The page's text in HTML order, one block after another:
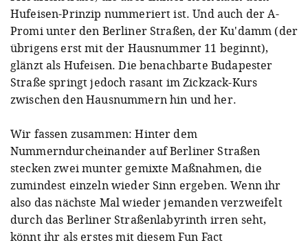
Hufeisen-Prinzip nummeriert ist. Und auch der A-
Promi unter den Berliner Straßen, der Ku'damm (der
übrigens erst mit der Hausnummer 11 beginnt),
glänzt als Hufeisen. Die benachbarte Budapester
Straße springt jedoch rasant im Zickzack-Kurs
zwischen den Hausnummern hin und her.
Wir fassen zusammen: Hinter dem
Nummerndurcheinander auf Berliner Straßen
stecken zwei munter gemixte Maßnahmen, die
zumindest einzeln wieder Sinn ergeben. Wenn ihr
also das nächste Mal wieder jemanden verzweifelt
durch das Berliner Straßenlabyrinth irren seht,
könnt ihr als erstes mit diesem Fun Fact